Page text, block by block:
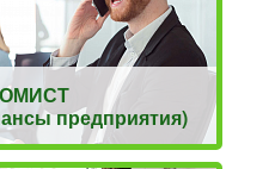
предприятия)